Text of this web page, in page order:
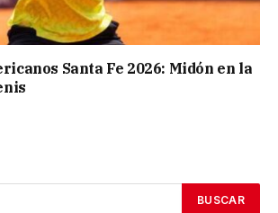
Santa Fe 2026: Midón en la